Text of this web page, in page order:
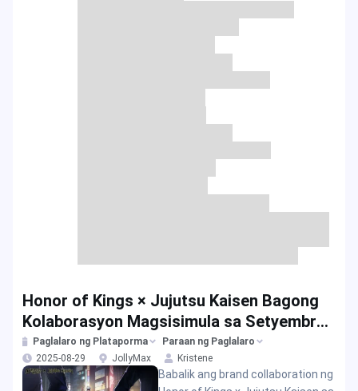
Honor of Kings × Jujutsu Kaisen Bagong
Kolaborasyon Magsisimula sa Setyembre
2025
Paglalaro ng Plataporma
Paraan ng Paglalaro
2025-08-29
JollyMax Kristene
Babalik ang brand collaboration ng